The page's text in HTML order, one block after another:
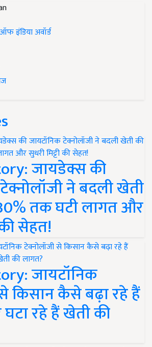
इंडिया अवॉर्ड
जायडेक्स की
ने बदली खेती
तक घटी लागत और
सेहत!
जायटॉनिक
किसान कैसे बढ़ा रहे हैं
रहे हैं खेती की